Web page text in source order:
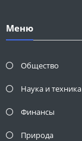
Меню
Общество
Наука и техника
Финансы
Природа